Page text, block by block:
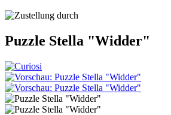
Puzzle Stella "Widder"